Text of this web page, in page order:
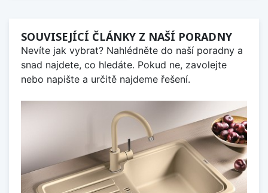
SOUVISEJÍCÍ ČLÁNKY Z NAŠÍ PORADNY
Nevíte jak vybrat? Nahlédněte do naší poradny a
snad najdete, co hledáte. Pokud ne, zavolejte
nebo napište a určitě najdeme řešení.